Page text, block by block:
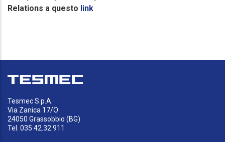
Relations a questo link
Tesmec S.p.A.
Via Zanica 17/O
24050 Grassobbio (BG)
Tel. 035 42.32.911